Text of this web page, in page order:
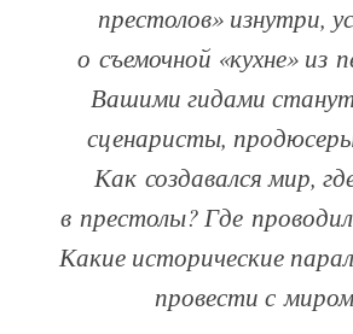
престолов» изнутри,
о съемочной «кухне» из
Вашими гидами
сценаристы,
Как создавался мир,
в престолы? Где
Какие исторические
провести с